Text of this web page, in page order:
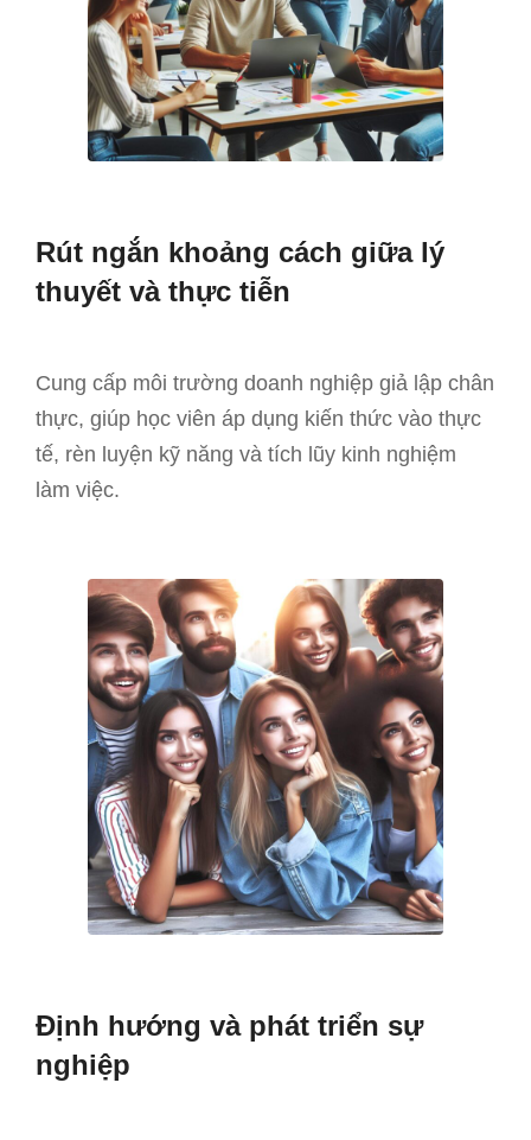
Rút ngắn khoảng cách giữa lý
thuyết và thực tiễn
Cung cấp môi trường doanh nghiệp giả lập chân
thực, giúp học viên áp dụng kiến thức vào thực
tế, rèn luyện kỹ năng và tích lũy kinh nghiệm
làm việc.
Định hướng và phát triển sự
nghiệp